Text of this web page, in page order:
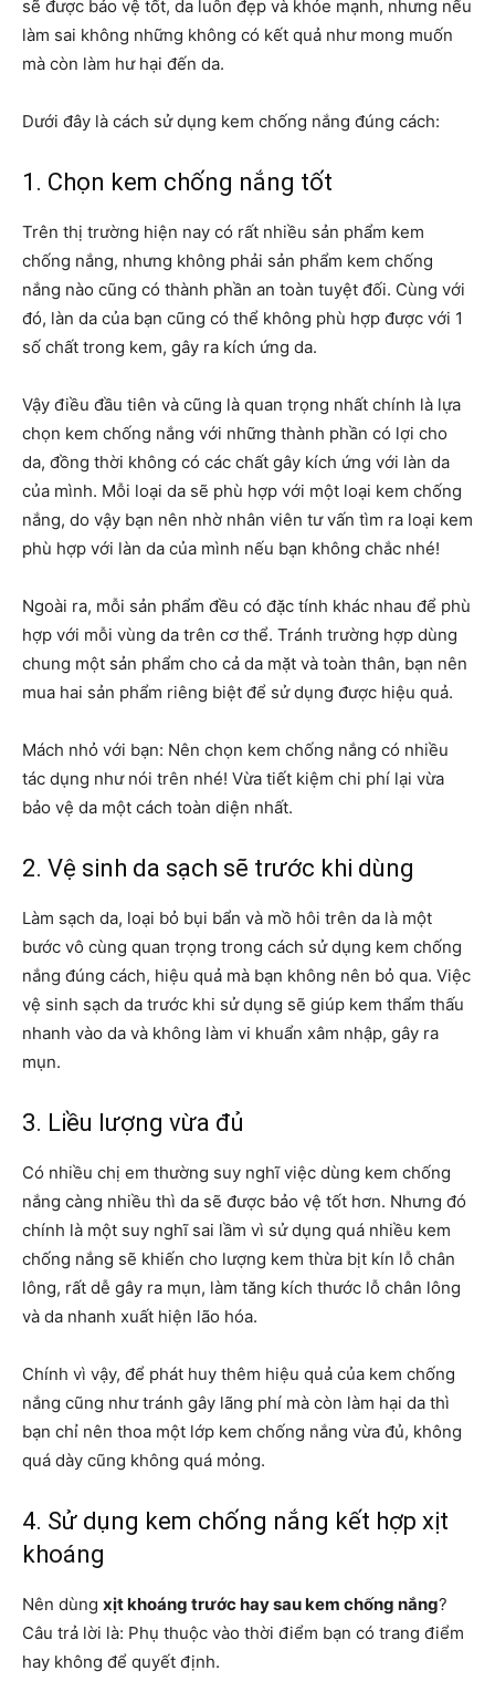
sẽ được bảo vệ tốt, da luôn đẹp và khỏe mạnh, nhưng nếu
làm sai không những không có kết quả như mong muốn
mà còn làm hư hại đến da.
Dưới đây là cách sử dụng kem chống nắng đúng cách:
1. Chọn kem chống nắng tốt
Trên thị trường hiện nay có rất nhiều sản phẩm kem
chống nắng, nhưng không phải sản phẩm kem chống
nắng nào cũng có thành phần an toàn tuyệt đối. Cùng với
đó, làn da của bạn cũng có thể không phù hợp được với 1
số chất trong kem, gây ra kích ứng da.
Vậy điều đầu tiên và cũng là quan trọng nhất chính là lựa
chọn kem chống nắng với những thành phần có lợi cho
da, đồng thời không có các chất gây kích ứng với làn da
của mình. Mỗi loại da sẽ phù hợp với một loại kem chống
nắng, do vậy bạn nên nhờ nhân viên tư vấn tìm ra loại kem
phù hợp với làn da của mình nếu bạn không chắc nhé!
Ngoài ra, mỗi sản phẩm đều có đặc tính khác nhau để phù
hợp với mỗi vùng da trên cơ thể. Tránh trường hợp dùng
chung một sản phẩm cho cả da mặt và toàn thân, bạn nên
mua hai sản phẩm riêng biệt để sử dụng được hiệu quả.
Mách nhỏ với bạn: Nên chọn kem chống nắng có nhiều
tác dụng như nói trên nhé! Vừa tiết kiệm chi phí lại vừa
bảo vệ da một cách toàn diện nhất.
2. Vệ sinh da sạch sẽ trước khi dùng
Làm sạch da, loại bỏ bụi bẩn và mồ hôi trên da là một
bước vô cùng quan trọng trong cách sử dụng kem chống
nắng đúng cách, hiệu quả mà bạn không nên bỏ qua. Việc
vệ sinh sạch da trước khi sử dụng sẽ giúp kem thẩm thấu
nhanh vào da và không làm vi khuẩn xâm nhập, gây ra
mụn.
3. Liều lượng vừa đủ
Có nhiều chị em thường suy nghĩ việc dùng kem chống
nắng càng nhiều thì da sẽ được bảo vệ tốt hơn. Nhưng đó
chính là một suy nghĩ sai lầm vì sử dụng quá nhiều kem
chống nắng sẽ khiến cho lượng kem thừa bịt kín lỗ chân
lông, rất dễ gây ra mụn, làm tăng kích thước lỗ chân lông
và da nhanh xuất hiện lão hóa.
Chính vì vậy, để phát huy thêm hiệu quả của kem chống
nắng cũng như tránh gây lãng phí mà còn làm hại da thì
bạn chỉ nên thoa một lớp kem chống nắng vừa đủ, không
quá dày cũng không quá mỏng.
4. Sử dụng kem chống nắng kết hợp xịt
khoáng
Nên dùng xịt khoáng trước hay sau kem chống nắng?
Câu trả lời là: Phụ thuộc vào thời điểm bạn có trang điểm
hay không để quyết định.